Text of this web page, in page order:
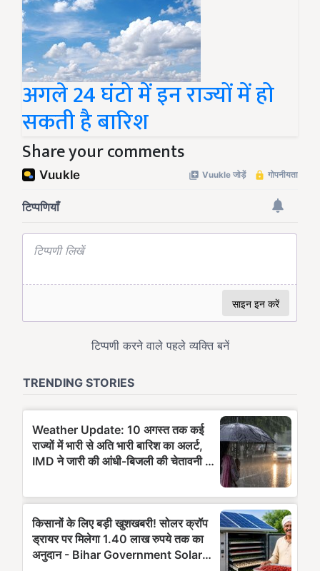
अगले 24 घंटो में इन राज्यों में हो
सकती है बारिश
Share your comments